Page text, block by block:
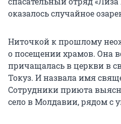
оказалось случайное
Ниточкой к прошлому
о посещении храмов. Она
причащалась в церкви в
Токуз. И назвала имя
Сотрудники приюта
село в Молдавии, рядом с